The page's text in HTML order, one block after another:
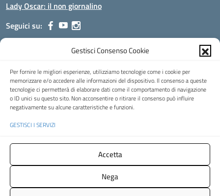
Gestisci Consenso Cookie
Per fornire le migliori esperienze, utilizziamo tecnologie come i cookie per
memorizzare e/o accedere alle informazioni del dispositivo. Il consenso a queste
tecnologie ci permetterà di elaborare dati come il comportamento di navigazione
o ID unici su questo sito. Non acconsentire o ritirare il consenso può influire
negativamente su alcune caratteristiche e funzioni.
GESTISCI I SERVIZI
Accetta
Nega
Lady Oscar: il non giornalino
Seguici su:
Viale Aldo Moro, 51 - 24021 Albino (Bg)
Posta elettronica certificata (PEC):bgis00900b@pec.istruzione.it
Codice fiscale: 95002390169
Codice meccanografico:BGIS00900B
Codice unico di fatturazione (CUF): UFMHLX
Spazio web concesso in uso gratuito daWeb3king, via Pertini 8 ALBINO
Concept & Design by Designers Italia
- Versione del tema: